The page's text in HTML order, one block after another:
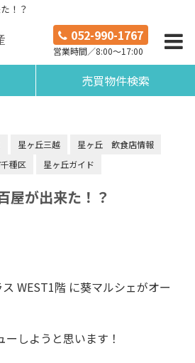
！？
052-990-1767
営業時間／8:00～17:00
売買物件検索
星ヶ丘三越
星ヶ丘 飲食店情報
種区 星ヶ丘ガイド
屋が出来た！？
WEST1階 に葵マルシェがオー
しようと思います！